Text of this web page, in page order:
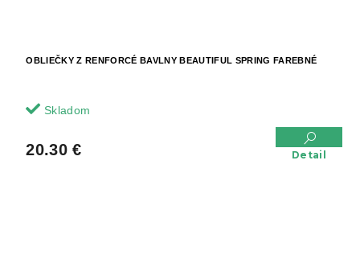
OBLIEČKY Z RENFORCÉ BAVLNY BEAUTIFUL SPRING FAREBNÉ
Skladom
20.30 € Detail